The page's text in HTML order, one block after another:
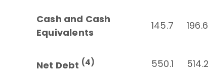
Cash and Cash
Equivalents
145.7 196.6
Net Debt (4) 550.1 514.2